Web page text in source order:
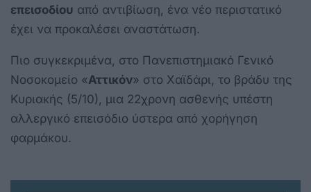
επεισοδίου από αντιβίωση, ένα νέο περιστατικό
έχει να προκαλέσει αναστάτωση.
Πιο συγκεκριμένα, στο Πανεπιστημιακό Γενικό
Νοσοκομείο «Αττικόν» στο Χαϊδάρι, το βράδυ της
Κυριακής (5/10), μια 22χρονη ασθενής υπέστη
αλλεργικό επεισόδιο ύστερα από χορήγηση
φαρμάκου.